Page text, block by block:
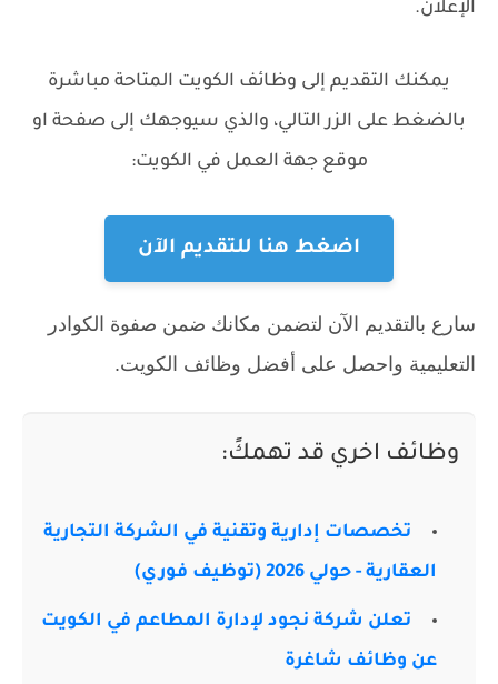
الإعلان.
يمكنك التقديم إلى وظائف الكويت المتاحة مباشرة
بالضغط على الزر التالي، والذي سيوجهك إلى صفحة او
موقع جهة العمل في الكويت:
اضغط هنا للتقديم الآن
سارع بالتقديم الآن لتضمن مكانك ضمن صفوة الكوادر
التعليمية واحصل على أفضل وظائف الكويت.
وظائف اخري قد تهمكً:
تخصصات إدارية وتقنية في الشركة التجارية
العقارية - حولي 2026 (توظيف فوري)
تعلن شركة نجود لإدارة المطاعم في الكويت
عن وظائف شاغرة